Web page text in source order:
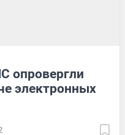
опровергли
электронных